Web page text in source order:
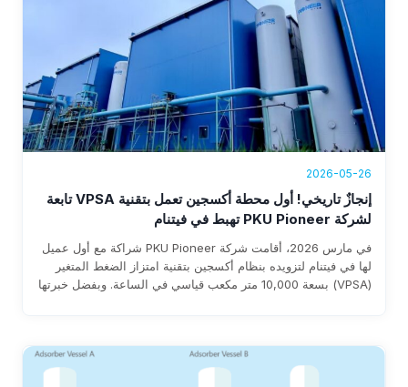
2026-05-26
إنجازٌ تاريخي! أول محطة أكسجين تعمل بتقنية VPSA تابعة
لشركة PKU Pioneer تهبط في فيتنام
في مارس 2026، أقامت شركة PKU Pioneer شراكة مع أول عميل
لها في فيتنام لتزويده بنظام أكسجين بتقنية امتزاز الضغط المتغير
(VPSA) بسعة 10,000 متر مكعب قياسي في الساعة. وبفضل خبرتها